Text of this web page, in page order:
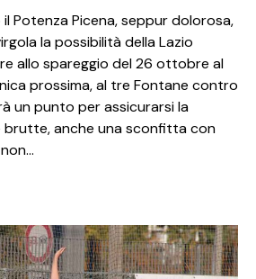
Potenza Picena, seppur dolorosa,
la possibilità della Lazio
allo spareggio del 26 ottobre al
prossima, al tre Fontane contro
un punto per assicurarsi la
brutte, anche una sconfitta con